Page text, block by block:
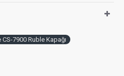
7900 Ruble Kapağı